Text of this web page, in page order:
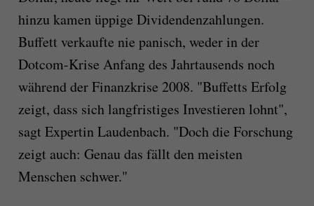
hinzu kamen üppige Dividendenzahlungen.
Buffett verkaufte nie panisch, weder in der
Dotcom-Krise Anfang des Jahrtausends noch
während der Finanzkrise 2008. "Buffetts Erfolg
zeigt, dass sich langfristiges Investieren lohnt",
sagt Expertin Laudenbach. "Doch die Forschung
zeigt auch: Genau das fällt den meisten
Menschen schwer."